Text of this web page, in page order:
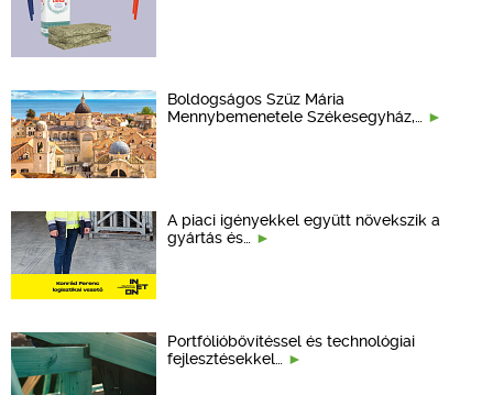
Boldogságos Szűz Mária
Mennybemenetele Székesegyház,…
A piaci igényekkel együtt növekszik a
gyártás és…
Portfólióbővítéssel és technológiai
fejlesztésekkel…